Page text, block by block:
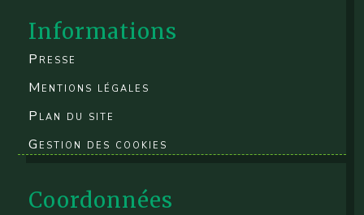
Informations
Presse
Mentions légales
Plan du site
Gestion des cookies
Coordonnées